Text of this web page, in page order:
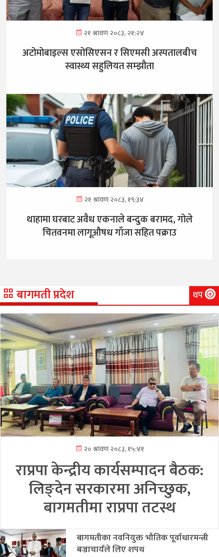
२१ श्रावण २०८३, २१:२४
अटोमोबाइल्स एसोसिएसन र सिएमसी अस्पतालबीच
स्वास्थ्य सहुलियत सम्झौता
२१ श्रावण २०८३, १९:३४
थाहामा घरबाट अवैध एकनाले बन्दुक बरामद, गोले
चितवनमा लागूऔषध गाँजा सहित पक्राउ
बागमती प्रदेश थप
२० श्रावण २०८३, १५:४१
राप्रपा केन्द्रीय कार्यसम्पादन बैठक:
लिङ्देन सरकारमा अनिच्छुक,
बागमतीमा राप्रपा तटस्थ
बागमतीका नवनियुक्त भौतिक पूर्वाधारमन्त्री
बज्राचार्यले लिए शपथ